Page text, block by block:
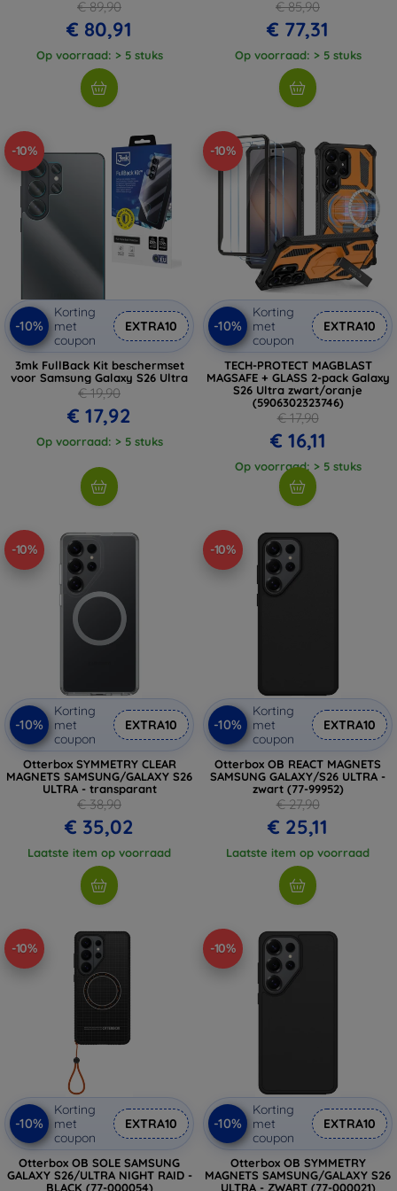
€ 89,90
€ 80,91
Op voorraad: > 5 stuks
€ 85,90
€ 77,31
Op voorraad: > 5 stuks
-10%
-10%
Korting
met
coupon
EXTRA10
3mk FullBack Kit beschermset
voor Samsung Galaxy S26 Ultra
€ 19,90
€ 17,92
Op voorraad: > 5 stuks
-10%
-10%
Korting
met
coupon
EXTRA10
TECH-PROTECT MAGBLAST
MAGSAFE + GLASS 2-pack Galaxy
S26 Ultra zwart/oranje
(5906302323746)
€ 17,90
€ 16,11
Op voorraad: > 5 stuks
-10%
-10%
Korting
met
coupon
EXTRA10
Otterbox SYMMETRY CLEAR
MAGNETS SAMSUNG/GALAXY S26
ULTRA - transparant
€ 38,90
€ 35,02
Laatste item op voorraad
-10%
-10%
Korting
met
coupon
EXTRA10
Otterbox OB REACT MAGNETS
SAMSUNG GALAXY/S26 ULTRA -
zwart (77-99952)
€ 27,90
€ 25,11
Laatste item op voorraad
-10%
-10%
Korting
met
coupon
EXTRA10
Otterbox OB SOLE SAMSUNG
GALAXY S26/ULTRA NIGHT RAID -
BLACK (77-000054)
-10%
-10%
Korting
met
coupon
EXTRA10
Otterbox OB SYMMETRY
MAGNETS SAMSUNG/GALAXY S26
ULTRA - ZWART (77-000021)